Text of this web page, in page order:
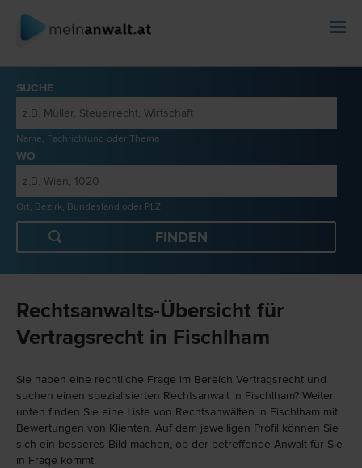
SUCHE
Name, Fachrichtung oder Thema
WO
Ort, Bezirk, Bundesland oder PLZ
Rechtsanwalts-Übersicht für
Vertragsrecht in Fischlham
Sie haben eine rechtliche Frage im Bereich Vertragsrecht und
suchen einen spezialisierten Rechtsanwalt in Fischlham? Weiter
unten finden Sie eine Liste von Rechtsanwälten in Fischlham mit
Bewertungen von Klienten. Auf dem jeweiligen Profil können Sie
sich ein besseres Bild machen, ob der betreffende Anwalt für Sie
in Frage kommt.